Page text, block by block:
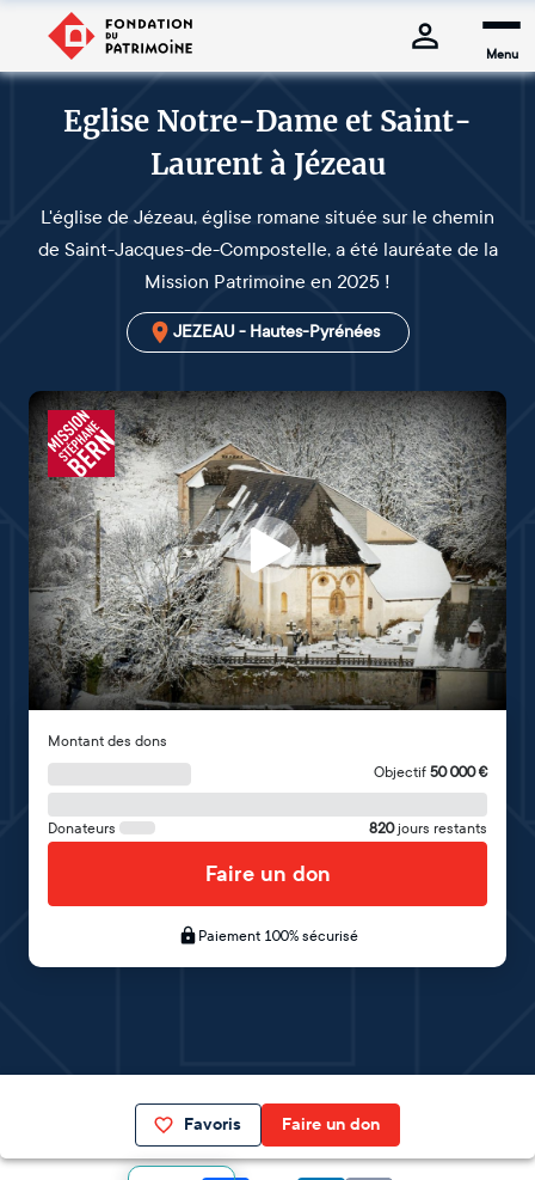
Menu
Eglise Notre-Dame et Saint-
Laurent à Jézeau
L'église de Jézeau, église romane située sur le chemin
de Saint-Jacques-de-Compostelle, a été lauréate de la
Mission Patrimoine en 2025 !
JEZEAU - Hautes-Pyrénées
Montant des dons
Objectif 50 000€
Donateurs 820 jours restants
Faire un don
Paiement 100% sécurisé
Favoris Faire un don